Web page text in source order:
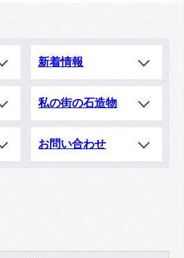
新着情報
私の街の石造物
お問い合わせ